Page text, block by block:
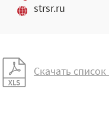
strsr.ru
Скачать